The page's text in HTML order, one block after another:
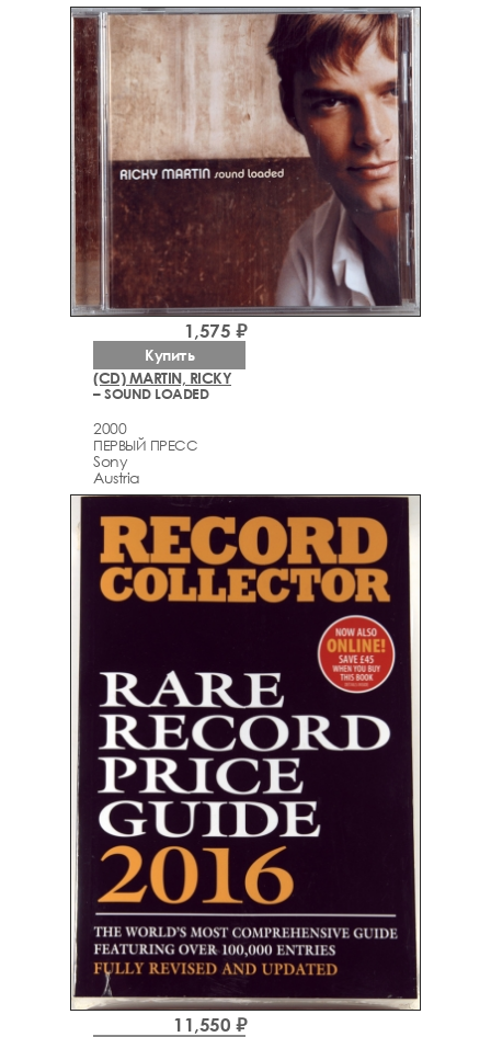
(CD) MARTIN, RICKY
– SOUND LOADED
2000
ПЕРВЫЙ ПРЕСС
Sony
Austria
1,575 ₽
Купить
11,550 ₽